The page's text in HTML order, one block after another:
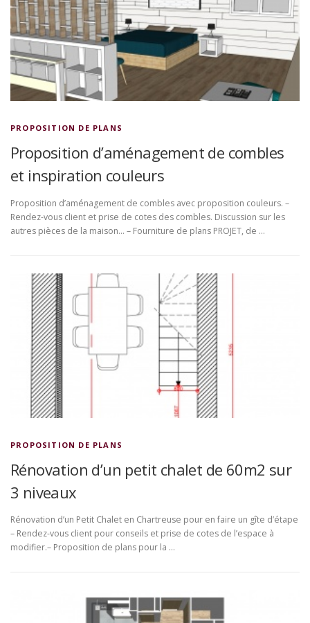
PROPOSITION DE PLANS
Proposition d’aménagement de combles
et inspiration couleurs
Proposition d’aménagement de combles avec proposition couleurs. –
Rendez-vous client et prise de cotes des combles. Discussion sur les
autres pièces de la maison… – Fourniture de plans PROJET, de …
PROPOSITION DE PLANS
Rénovation d’un petit chalet de 60m2 sur
3 niveaux
Rénovation d’un Petit Chalet en Chartreuse pour en faire un gîte d’étape
– Rendez-vous client pour conseils et prise de cotes de l’espace à
modifier.– Proposition de plans pour la …